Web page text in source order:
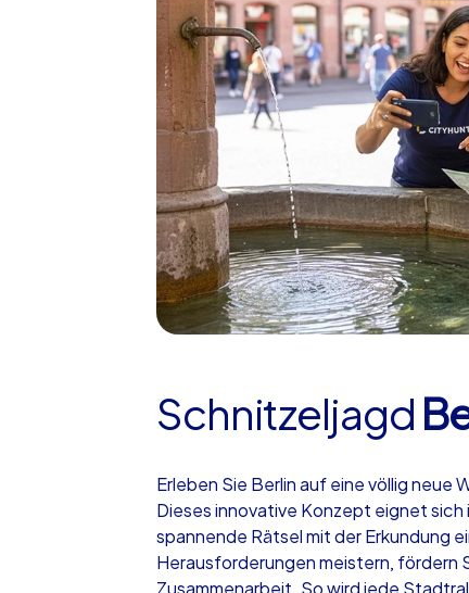
Schnitzeljagd
Erleben Sie Berlin auf eine völlig neue
Dieses innovative Konzept eignet sich
spannende Rätsel mit der Erkundung
Herausforderungen meistern, fördern
Zusammenarbeit. So wird jede